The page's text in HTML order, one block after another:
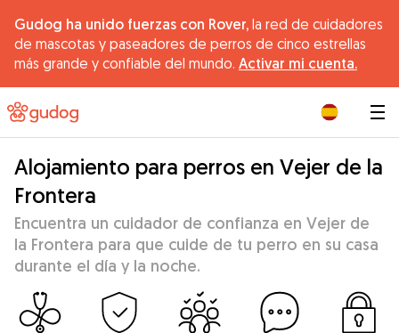
Gudog ha unido fuerzas con Rover, la red de cuidadores
de mascotas y paseadores de perros de cinco estrellas
más grande y confiable del mundo. Activar mi cuenta.
Alojamiento para perros en Vejer de la
Frontera
Encuentra un cuidador de confianza en Vejer de
la Frontera para que cuide de tu perro en su casa
durante el día y la noche.